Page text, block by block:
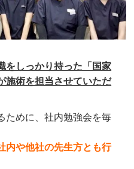
をしっかり持った「国家
施術を担当させていただ
ために、社内勉強会を毎
内や他社の先生方とも行